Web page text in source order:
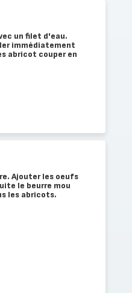
un filet d'eau.
immédiatement
abricot couper en
Ajouter les oeufs
le beurre mou
les abricots.